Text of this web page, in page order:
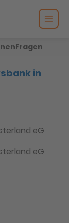
Fragen
für
im
in
eG
eG